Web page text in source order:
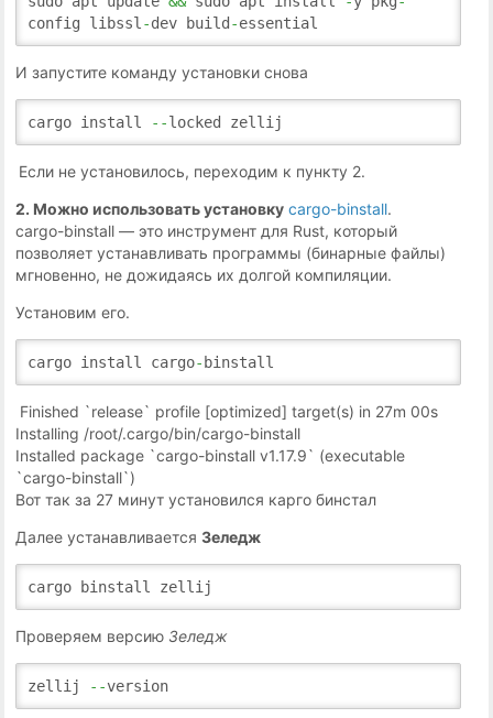
config libssl-dev build -essential
И запустите команду установки снова
cargo install --locked zellij
Если не установилось, переходим к пункту 2.
2. Можно использовать установку cargo-binstall.
cargo-binstall — это инструмент для Rust, который
позволяет устанавливать программы (бинарные файлы)
мгновенно, не дожидаясь их долгой компиляции.
Установим его.
cargo install cargo- binstall
Finished `release` profile [optimized] target(s) in 27m 00s
Installing /root/.cargo/bin/cargo-binstall
Installed package `cargo-binstall v1.17.9` (executable
`cargo-binstall`)
Вот так за 27 минут установился карго бинстал
Далее устанавливаетсяЗеледж
cargo binstall zellij
Проверяем версию Зеледж
zellij --version